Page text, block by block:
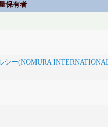
保有者
シー(NOMURA